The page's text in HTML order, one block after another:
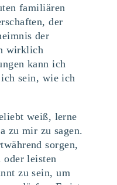
familiären
der
der
wirklich
kann ich
sein, wie ich
weiß, lerne
zu mir zu sagen.
sorgen,
oder leisten
zu sein, um